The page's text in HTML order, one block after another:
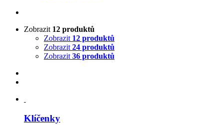
Zobrazit 12 produktů
Zobrazit 12 produktů
Zobrazit 24 produktů
Zobrazit 36 produktů
Klíčenky